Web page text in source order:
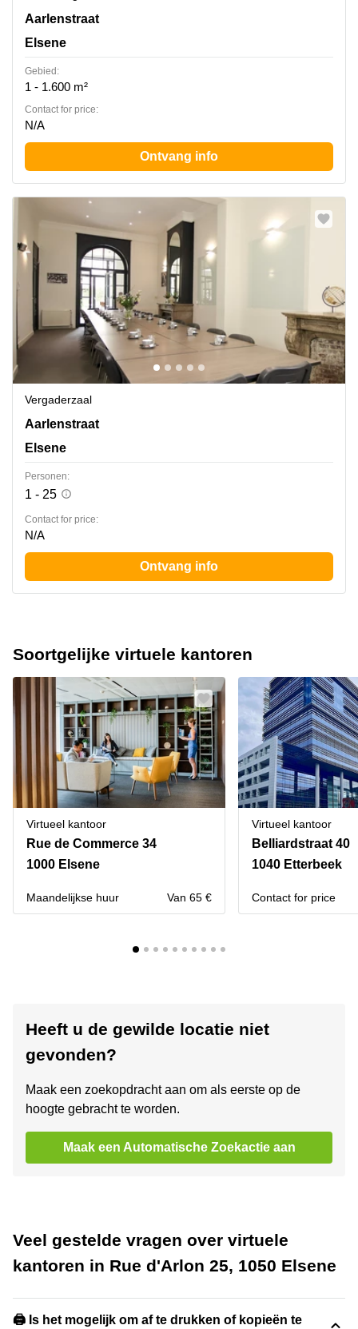
Rue d'Arlon 25, Elsene
Aarlenstraat
Elsene
Gebied:
1 - 1.600 m²
Contact for price:
N/A
Ontvang info
Vergaderzaal
Rue d'Arlon 25, Elsene
Aarlenstraat
Elsene
Personen:
1 - 25
Contact for price:
N/A
Ontvang info
Soortgelijke virtuele kantoren
Virtueel kantoor
Rue de Commerce 34
1000 Elsene
Maandelijkse huur Van 65 €
Virtueel kantoor
Belliardstraat 40
1040 Etterbeek
Contact for price
Heeft u de gewilde locatie niet
gevonden?
Maak een zoekopdracht aan om als eerste op de
hoogte gebracht te worden.
Maak een Automatische Zoekactie aan
Veel gestelde vragen over virtuele
kantoren in Rue d'Arlon 25, 1050 Elsene
🖨️ Is het mogelijk om af te drukken of kopieën te